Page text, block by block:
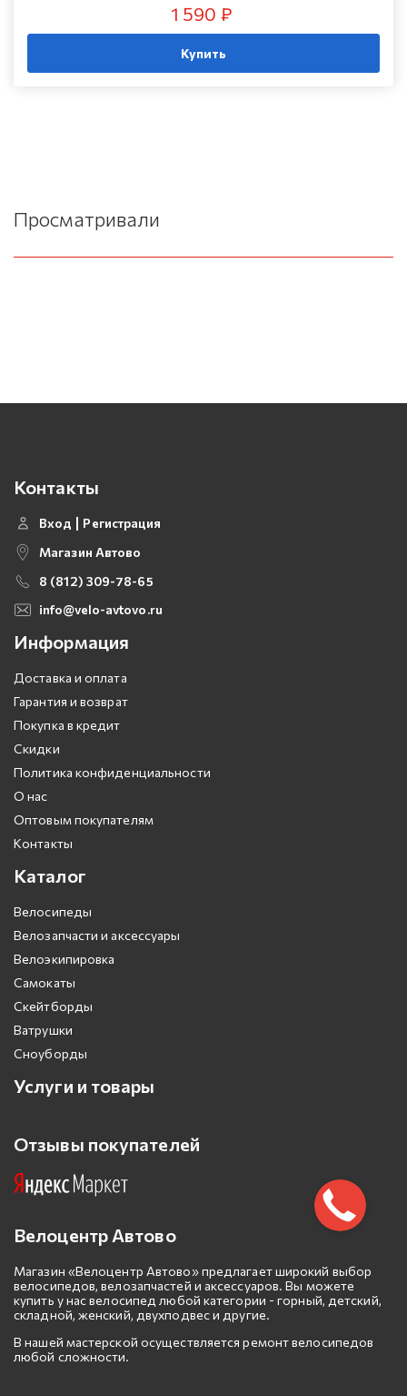
1 590 ₽
Купить
Просматривали
Контакты
Вход
Регистрация
Магазин Автово
8 (812) 309-78-65
info@velo-avtovo.ru
Информация
Доставка и оплата
Гарантия и возврат
Покупка в кредит
Скидки
Политика конфиденциальности
О нас
Оптовым покупателям
Контакты
Каталог
Велосипеды
Велозапчасти и аксессуары
Велоэкипировка
Самокаты
Скейтборды
Ватрушки
Сноуборды
Услуги и товары
Отзывы покупателей
Велоцентр Автово
Магазин «Велоцентр Автово» предлагает широкий выбор
велосипедов, велозапчастей и аксессуаров. Вы можете
купить у нас велосипед любой категории - горный, детский,
складной, женский, двухподвес и другие.
В нашей мастерской осуществляется ремонт велосипедов
любой сложности.